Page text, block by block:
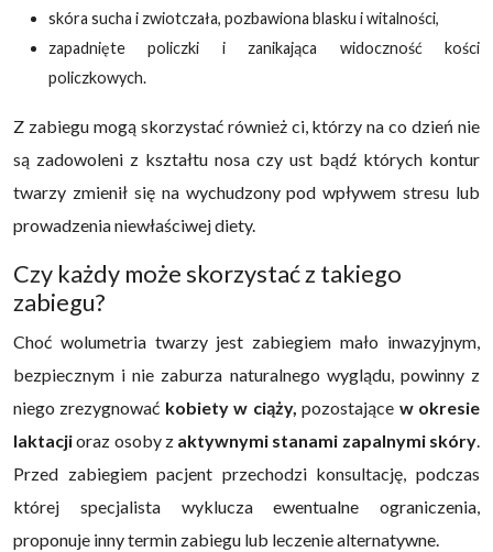
skóra sucha i zwiotczała, pozbawiona blasku i witalności,
zapadnięte policzki i zanikająca widoczność kości
policzkowych.
Z zabiegu mogą skorzystać również ci, którzy na co dzień nie
są zadowoleni z kształtu nosa czy ust bądź których kontur
twarzy zmienił się na wychudzony pod wpływem stresu lub
prowadzenia niewłaściwej diety.
Czy każdy może skorzystać z takiego
zabiegu?
Choć wolumetria twarzy jest zabiegiem mało inwazyjnym,
bezpiecznym i nie zaburza naturalnego wyglądu, powinny z
niego zrezygnować kobiety w ciąży, pozostające w okresie
laktacjioraz osoby z aktywnymi stanami zapalnymi skóry.
Przed zabiegiem pacjent przechodzi konsultację, podczas
której specjalista wyklucza ewentualne ograniczenia,
proponuje inny termin zabiegu lub leczenie alternatywne.